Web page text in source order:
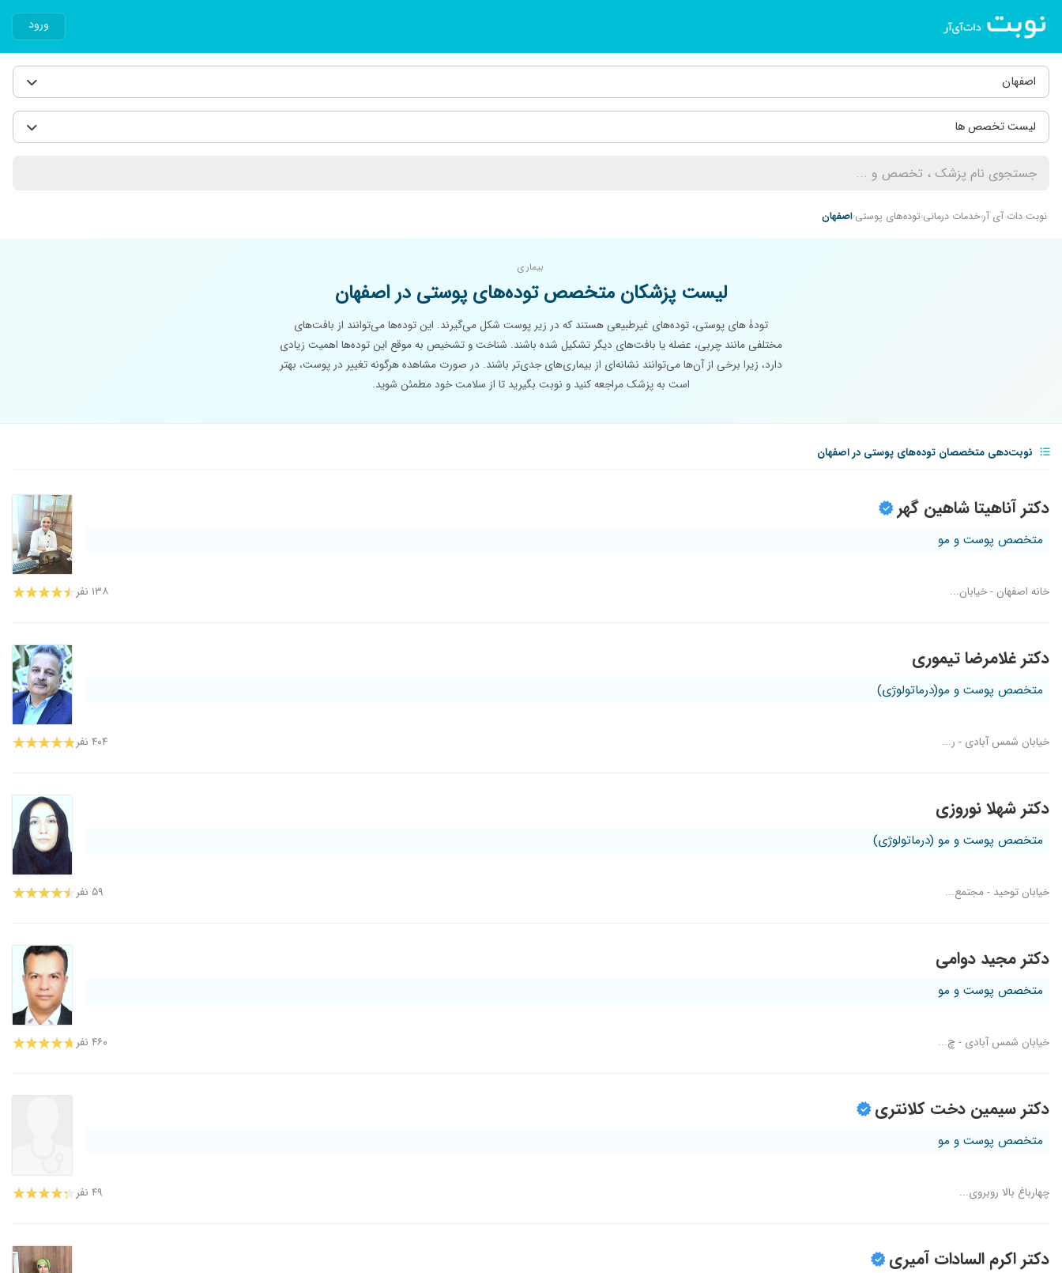
ورود
اصفهان
لیست تخصص ها
نوبت دات آی آرخدمات درمانی توده‌های پوستی اصفهان
بیماری
لیست پزشکان متخصص توده‌های پوستی در اصفهان
تودۀ های پوستی، توده‌های غیرطبیعی هستند که در زیر پوست شکل می‌گیرند. این توده‌ها می‌توانند از بافت‌های
مختلفی مانند چربی، عضله یا بافت‌های دیگر تشکیل شده باشند. شناخت و تشخیص به موقع این توده‌ها اهمیت زیادی
دارد، زیرا برخی از آن‌ها می‌توانند نشانه‌ای از بیماری‌های جدی‌تر باشند. در صورت مشاهده هرگونه تغییر در پوست، بهتر
است به پزشک مراجعه کنید و نوبت بگیرید تا از سلامت خود مطمئن شوید.
نوبت‌دهی متخصصان توده‌های پوستی در اصفهان
دکتر آناهیتا شاهین گهر
متخصص پوست و مو
خانه اصفهان - خیابان... ۱۳۸ نفر
دکتر غلامرضا تیموری
متخصص پوست و مو(درماتولوژی)
خیابان شمس آبادی - ر... ۴۰۴ نفر
دکتر شهلا نوروزی
متخصص پوست و مو (درماتولوژی)
خیابان توحید - مجتمع... ۵۹ نفر
دکتر مجید دوامی
متخصص پوست و مو
خیابان شمس آبادی - چ... ۴۶۰ نفر
دکتر سیمین دخت کلانتری
متخصص پوست و مو
چهارباغ بالا روبروی... ۴۹ نفر
دکتر اکرم السادات آمیری